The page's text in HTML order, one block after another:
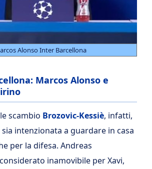
Alonso Inter Barcellona
Marcos Alonso e
scambio Brozovic-Kessiè, infatti,
sia intenzionata a guardare in casa
per la difesa. Andreas
inamovibile per Xavi,